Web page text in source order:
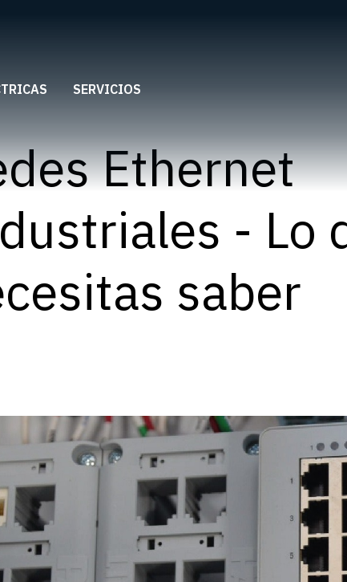
SERVICIOS
Ethernet
- Lo
saber